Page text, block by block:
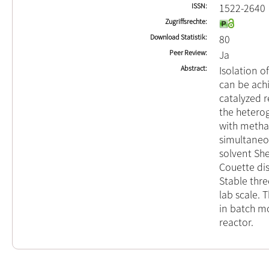
ISSN 1522-2640
Zugriffsrechte
Download Statistik
80
Peer Review Ja
Abstract
Isolation
can be
catalyzed
the
with
solvent
Couette
Stable
lab scale.
in batch
reactor.